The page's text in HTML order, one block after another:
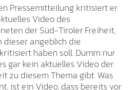
Pressemitteilung kritisiert er
Video des
der Süd-Tiroler Freiheit,
dieser angeblich die
haben soll. Dumm nur
gar kein aktuelles Video der
zu diesem Thema gibt. Was
ist ein Video, dass bereits vor